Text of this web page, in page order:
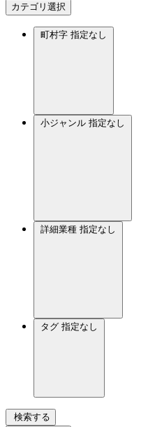
カテゴリ選択
町村字 指定なし
小ジャンル 指定なし
詳細業種 指定なし
タグ 指定なし
検索する